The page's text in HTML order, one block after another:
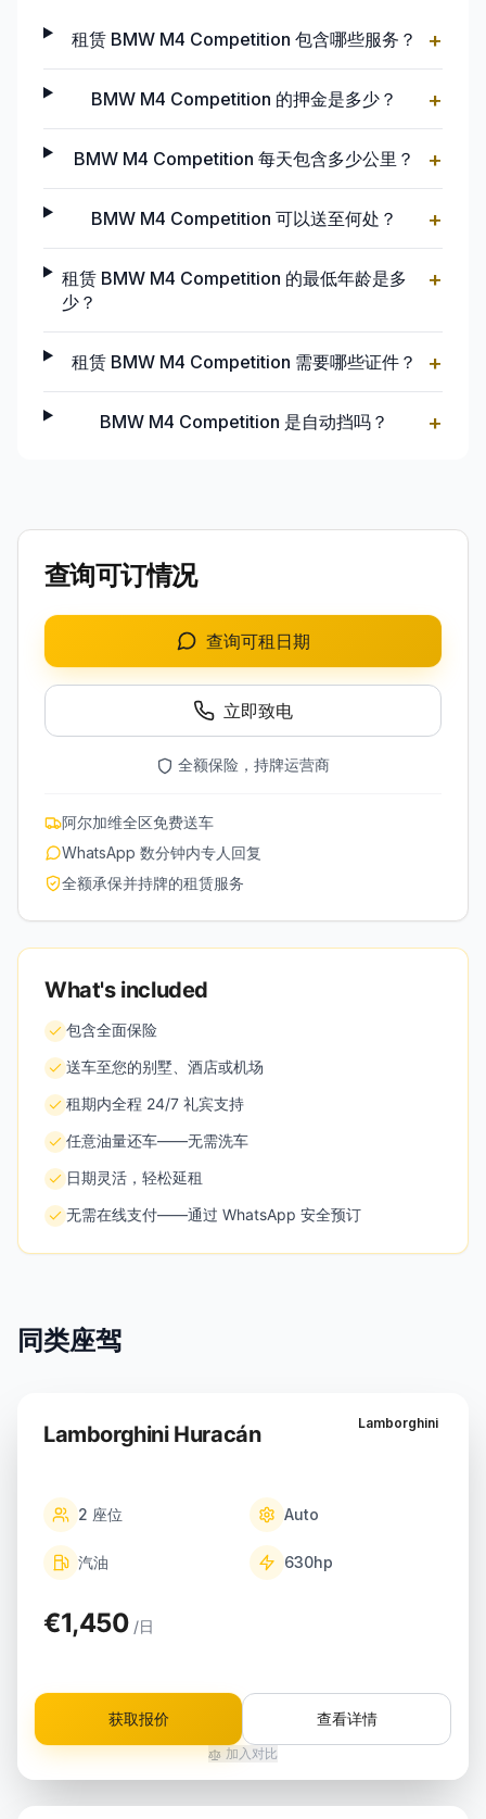
租赁 BMW M4 Competition 包含哪些服务？ +
BMW M4 Competition 的押金是多少？ +
BMW M4 Competition 每天包含多少公里？ +
BMW M4 Competition 可以送至何处？ +
租赁 BMW M4 Competition 的最低年龄是多
少？
+
租赁 BMW M4 Competition 需要哪些证件？ +
BMW M4 Competition 是自动挡吗？ +
查询可订情况
查询可租日期
立即致电
全额保险，持牌运营商
阿尔加维全区免费送车
WhatsApp 数分钟内专人回复
全额承保并持牌的租赁服务
What's included
包含全面保险
送车至您的别墅、酒店或机场
租期内全程 24/7 礼宾支持
任意油量还车——无需洗车
日期灵活，轻松延租
无需在线支付——通过 WhatsApp 安全预订
同类座驾
Lamborghini
Lamborghini Huracán
2 座位 Auto
汽油 630hp
€1,450 /日
获取报价 查看详情
加入对比